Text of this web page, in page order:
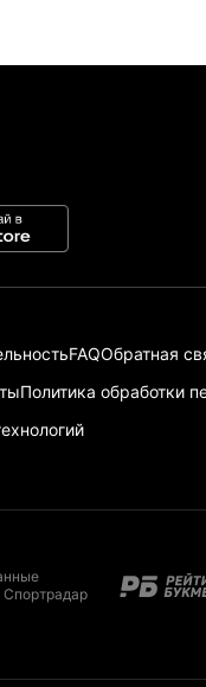
FAQОбратная
Политика обработки
Спортрадар